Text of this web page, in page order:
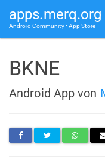
apps.merq.org
Android Community • App Store
BKNE
Android App von